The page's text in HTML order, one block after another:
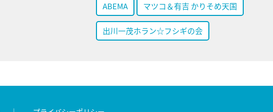
ABEMA マツコ＆有吉 かりそめ天国
出川一茂ホラン☆フシギの会